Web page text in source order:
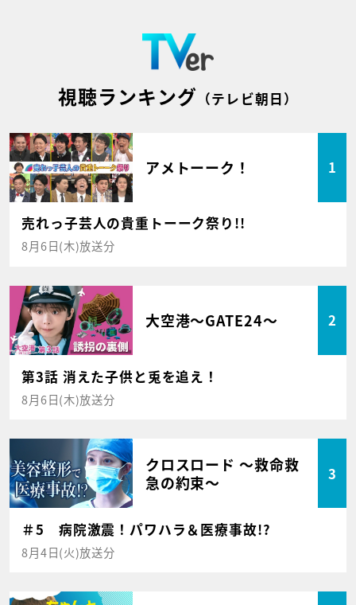
視聴ランキング （テレビ朝日）
アメトーーク！ 1
売れっ子芸人の貴重トーーク祭り!!
8月6日(木)放送分
大空港～GATE24～ 2
第3話 消えた子供と兎を追え！
8月6日(木)放送分
クロスロード ～救命救
急の約束～
3
＃5 病院激震！パワハラ＆医療事故!?
8月4日(火)放送分